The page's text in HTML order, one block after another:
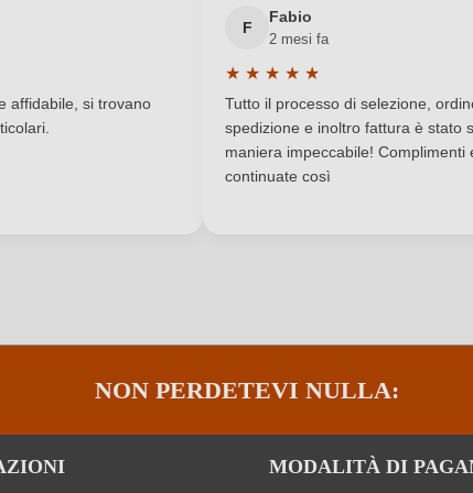
Regione
Secco / Dry Sigla OdC
Tappo di bottiglia
di 5 su 5 stelle
affidabile, si trovano
F
Fabio
2 mesi fa
★ ★ ★ ★ ★
Valutazione media di 5 su 5
Tutto il processo di selezione,
spedizione e inoltro fattura è stato
maniera impeccabile! Complimenti
continuate così
NON PERDETEVI NULLA:
MODALITÀ DI